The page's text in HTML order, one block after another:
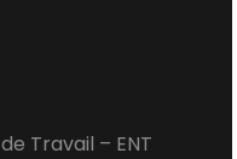
Travail – ENT